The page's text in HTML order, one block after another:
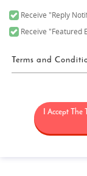
Receive "Reply
Receive "Featured
Terms and
「FUN! JAPAN
など）を紹介す
的として、Fun!
含むサービス、
I Accept